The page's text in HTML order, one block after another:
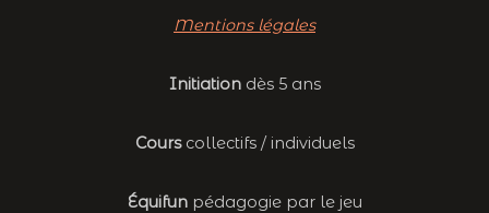
Mentions légales
Initiationdès 5 ans
Cours collectifs / individuels
Équifunpédagogie par le jeu